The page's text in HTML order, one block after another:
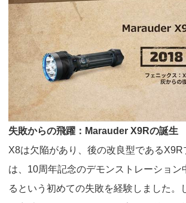
失敗からの飛躍： Marauder X9Rの誕生
X8は欠陥があり、後の改良型であるX9R
は、 10周年記念のデモンストレーション
るという初めての失敗を経験しました。